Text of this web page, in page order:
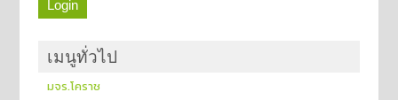
เมนูทั่วไป
มจร.โคราช